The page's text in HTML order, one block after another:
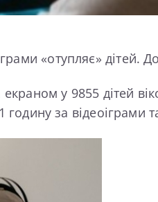
«отупляє» дітей.
у 9855 дітей
за відеоіграми